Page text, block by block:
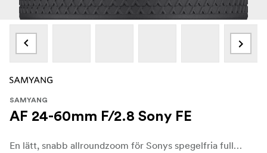
SAMYANG
AF 24-60mm F/2.8 Sony FE
En lätt, snabb allroundzoom för Sonys spegelfria fullformatskameror, AF 24-60 mm F2.8 FE, är byggd för att användas i vardagen utan att kompromissa med bildkvaliteten. Den täcker landskap, livsstil och porträtt med en konstant F2,8-bländare och ger pålitlig prestanda i svagt ljus och jämn motivseparation samtidigt som den håller ditt kit kompakt med bara 494 g och 102-126 mm i längd.